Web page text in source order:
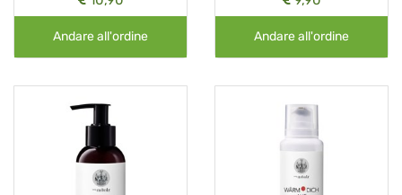
Andare all'ordine Andare all'ordine